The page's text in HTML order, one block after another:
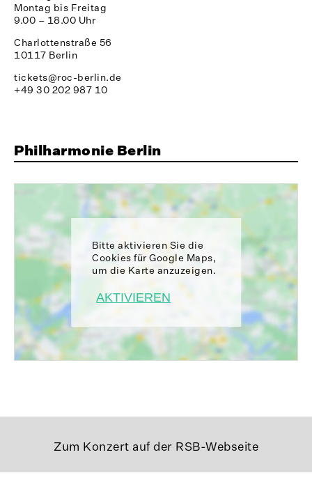
Montag bis Freitag
9.00 – 18.00 Uhr
Charlottenstraße 56
10117 Berlin
tickets@roc-berlin.de
+49 30 202 987 10
Philharmonie Berlin
Bitte aktivieren Sie die
Cookies für Google Maps,
um die Karte anzuzeigen.
AKTIVIEREN
Zum Konzert auf der RSB-Webseite